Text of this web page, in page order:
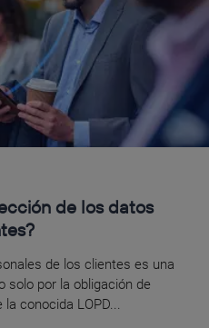
de los datos
de los clientes es una
solo por la obligación de
conocida LOPD...